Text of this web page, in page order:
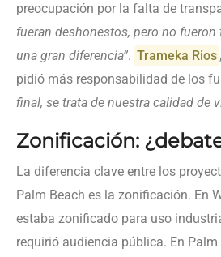
preocupación por la falta de
fueran deshonestos, pero no fueron
una gran diferencia”. Trameka Rios
pidió más responsabilidad de los
final, se trata de nuestra calidad de
Zonificación:
La diferencia clave entre los
Palm Beach es la zonificación. En
estaba zonificado para uso
requirió audiencia pública. En Palm